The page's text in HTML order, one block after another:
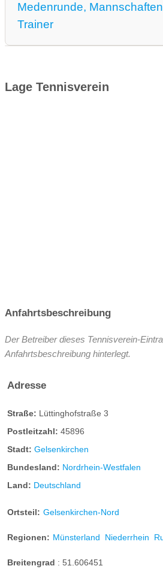
Medenrunde,
Trainer
Lage Tennisverein
Anfahrtsbeschreibung
Der Betreiber dieses Tennisverein-
Anfahrtsbeschreibung hinterlegt.
Adresse
Straße: Lüttinghofstraße 3
Postleitzahl: 45896
Stadt: Gelsenkirchen
Bundesland: Nordrhein-Westfalen
Land: Deutschland
Ortsteil: Gelsenkirchen-Nord
Regionen: Münsterland Niederrhein
Breitengrad : 51.606451